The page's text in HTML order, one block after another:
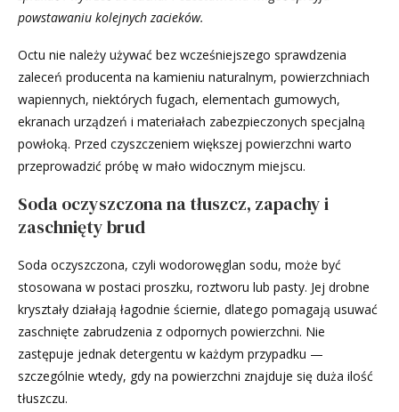
powstawaniu kolejnych zacieków.
Octu nie należy używać bez wcześniejszego sprawdzenia
zaleceń producenta na kamieniu naturalnym, powierzchniach
wapiennych, niektórych fugach, elementach gumowych,
ekranach urządzeń i materiałach zabezpieczonych specjalną
powłoką. Przed czyszczeniem większej powierzchni warto
przeprowadzić próbę w mało widocznym miejscu.
Soda oczyszczona na tłuszcz, zapachy i
zaschnięty brud
Soda oczyszczona, czyli wodorowęglan sodu, może być
stosowana w postaci proszku, roztworu lub pasty. Jej drobne
kryształy działają łagodnie ściernie, dlatego pomagają usuwać
zaschnięte zabrudzenia z odpornych powierzchni. Nie
zastępuje jednak detergentu w każdym przypadku —
szczególnie wtedy, gdy na powierzchni znajduje się duża ilość
tłuszczu.